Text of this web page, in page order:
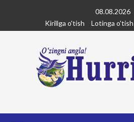
content
08.08.2026
Kirillga o'tish
Lotinga o'tish